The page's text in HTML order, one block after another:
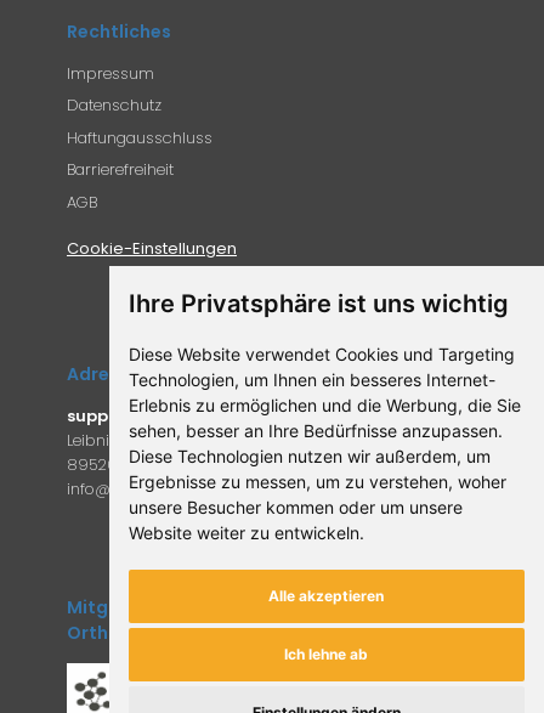
Ihre Privatsphäre ist uns wichtig
Diese Website verwendet Cookies und Targeting
Technologien, um Ihnen ein besseres Internet-
Erlebnis zu ermöglichen und die Werbung, die Sie
sehen, besser an Ihre Bedürfnisse anzupassen.
Diese Technologien nutzen wir außerdem, um
Ergebnisse zu messen, um zu verstehen, woher
unsere Besucher kommen oder um unsere
Website weiter zu entwickeln.
Alle akzeptieren
Ich lehne ab
Rechtliches
Impressum
Datenschutz
Haftungausschluss
Barrierefreiheit
AGB
Cookie-Einstellungen
Adresse
supplemento.de
Leibniz-Campus 9
89520 Heidenheim an der Brenz
info@supplemento.de
Mitglied des Forum
Orthomolekulare Medizin